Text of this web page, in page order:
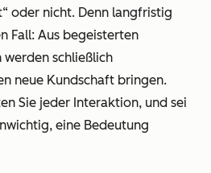
oder nicht. Denn langfristig
Fall: Aus begeisterten
werden schließlich
neue Kundschaft bringen.
Sie jeder Interaktion, und sei
eine Bedeutung